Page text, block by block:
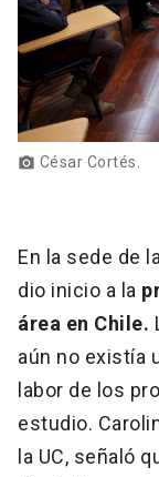
photo_camera César Cortés.
En la sede de
dio inicio a la
área en Chile.
aún no existía
labor de los
estudio.
la UC, señaló